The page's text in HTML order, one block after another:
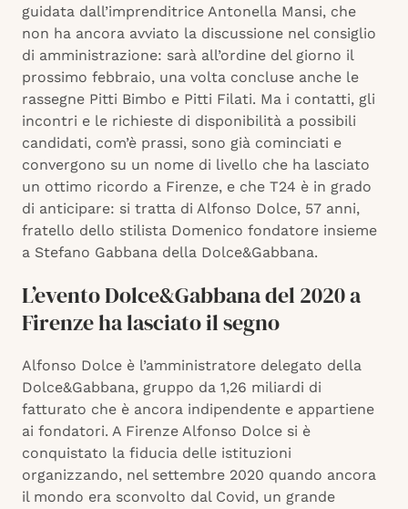
guidata dall’imprenditrice Antonella Mansi, che
non ha ancora avviato la discussione nel consiglio
di amministrazione: sarà all’ordine del giorno il
prossimo febbraio, una volta concluse anche le
rassegne Pitti Bimbo e Pitti Filati. Ma i contatti, gli
incontri e le richieste di disponibilità a possibili
candidati, com’è prassi, sono già cominciati e
convergono su un nome di livello che ha lasciato
un ottimo ricordo a Firenze, e che T24 è in grado
di anticipare: si tratta di Alfonso Dolce, 57 anni,
fratello dello stilista Domenico fondatore insieme
a Stefano Gabbana della Dolce&Gabbana.
L’evento Dolce&Gabbana del 2020 a
Firenze ha lasciato il segno
Alfonso Dolce è l’amministratore delegato della
Dolce&Gabbana, gruppo da 1,26 miliardi di
fatturato che è ancora indipendente e appartiene
ai fondatori. A Firenze Alfonso Dolce si è
conquistato la fiducia delle istituzioni
organizzando, nel settembre 2020 quando ancora
il mondo era sconvolto dal Covid, un grande